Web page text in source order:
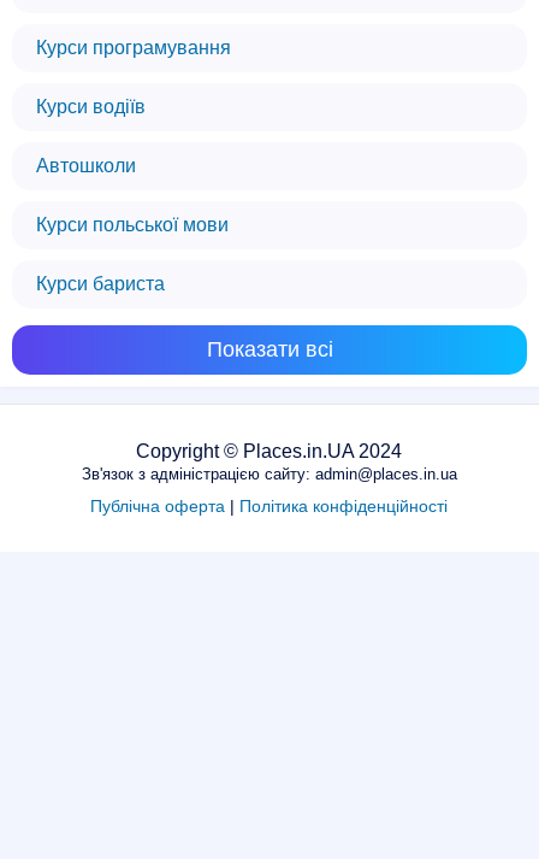
Курси програмування
Курси водіїв
Автошколи
Курси польської мови
Курси бариста
Показати всі
Copyright © Places.in.UA 2024
Зв'язок з адміністрацією сайту: admin@places.in.ua
Публічна оферта | Політика конфіденційності